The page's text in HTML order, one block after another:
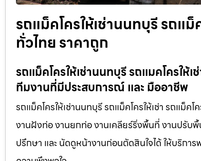
รถแม็คโครให้เช่านนทบุรี รถแ
ทั่วไทย ราคาถูก
รถแม็คโครให้เช่านนทบุรี รถแมคโครให้
ทีมงานที่มีประสบการณ์ และ มืออาชีพ
รถแม็คโครให้เช่านนทบุรี รถแม็คโครให้เช่า รถแม็ค
งานฝังท่อ งานยกท่อ งานเคลียร์ริ่งพื้นที่ งานปรับ
ปรึกษา และ นัดดูหน้างานก่อนตัดสินใจได้ ให้บริก